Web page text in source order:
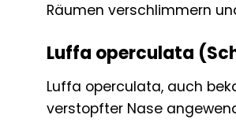
Räumen verschlimmern
Luffa operculata
Luffa operculata, auch
verstopfter Nase